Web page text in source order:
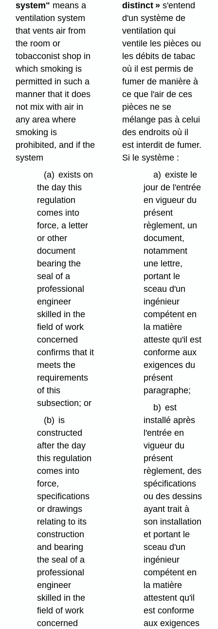
system" means a
ventilation system
that vents air from
the room or
tobacconist shop in
which smoking is
permitted in such a
manner that it does
not mix with air in
any area where
smoking is
prohibited, and if the
system
(a) exists on
the day this
regulation
comes into
force, a letter
or other
document
bearing the
seal of a
professional
engineer
skilled in the
field of work
concerned
confirms that it
meets the
requirements
of this
subsection; or
(b) is
constructed
after the day
this regulation
comes into
force,
specifications
or drawings
relating to its
construction
and bearing
the seal of a
professional
engineer
skilled in the
field of work
concerned
distinct » s'entend
d'un système de
ventilation qui
ventile les pièces ou
les débits de tabac
où il est permis de
fumer de manière à
ce que l'air de ces
pièces ne se
mélange pas à celui
des endroits où il
est interdit de fumer.
Si le système :
a) existe le
jour de l'entrée
en vigueur du
présent
règlement, un
document,
notamment
une lettre,
portant le
sceau d'un
ingénieur
compétent en
la matière
atteste qu'il est
conforme aux
exigences du
présent
paragraphe;
b) est
installé après
l'entrée en
vigueur du
présent
règlement, des
spécifications
ou des dessins
ayant trait à
son installation
et portant le
sceau d'un
ingénieur
compétent en
la matière
attestent qu'il
est conforme
aux exigences